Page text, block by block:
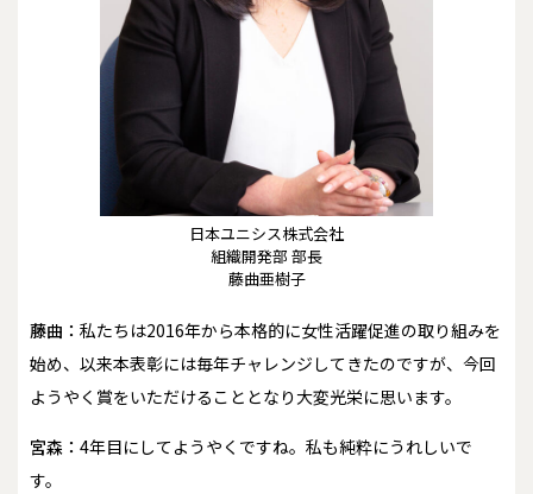
日本ユニシス株式会社
組織開発部 部長
藤曲亜樹子
藤曲： 私たちは2016年から本格的に女性活躍促進の取り組みを
始め、以来本表彰には毎年チャレンジしてきたのですが、今回
ようやく賞をいただけることとなり大変光栄に思います。
宮森： 4年目にしてようやくですね。私も純粋にうれしいで
す。